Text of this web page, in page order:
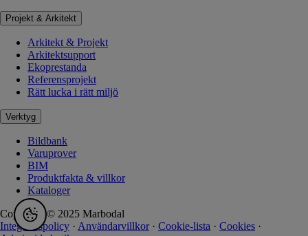
Projekt & Arkitekt
Arkitekt & Projekt
Arkitektsupport
Ekoprestanda
Referensprojekt
Rätt lucka i rätt miljö
Verktyg
Bildbank
Varuprover
BIM
Produktfakta & villkor
Kataloger
Copyright © 2025 Marbodal
Integritetspolicy · Användarvillkor · Cookie-lista · Cookies ·